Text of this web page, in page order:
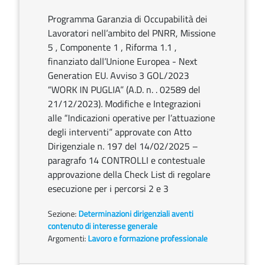
Programma Garanzia di Occupabilità dei
Lavoratori nell’ambito del PNRR, Missione
5 , Componente 1 , Riforma 1.1 ,
finanziato dall’Unione Europea - Next
Generation EU. Avviso 3 GOL/2023
“WORK IN PUGLIA” (A.D. n. . 02589 del
21/12/2023). Modifiche e Integrazioni
alle “Indicazioni operative per l’attuazione
degli interventi” approvate con Atto
Dirigenziale n. 197 del 14/02/2025 –
paragrafo 14 CONTROLLI e contestuale
approvazione della Check List di regolare
esecuzione per i percorsi 2 e 3
Sezione: Determinazioni dirigenziali aventi
contenuto di interesse generale
Argomenti: Lavoro e formazione professionale